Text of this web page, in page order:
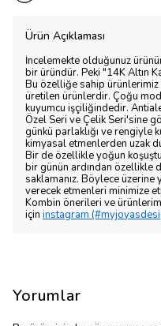
Ürün Açıklaması
İncelemekte olduğunuz
bir üründür. Peki "14K Altın
Bu özelliğe sahip
üretilen ürünlerdir. Çoğu
kuyumcu işçiliğindedir.
Özel Seri ve Çelik Seri'sine
günkü parlaklığı ve rengiyle
kimyasal etmenlerden uzak
Bir de özellikle yoğun
bir günün ardından özellikle
saklamanız. Böylece üzerine
verecek etmenleri minimize
Kombin önerileri ve
için instagram
Yorumlar